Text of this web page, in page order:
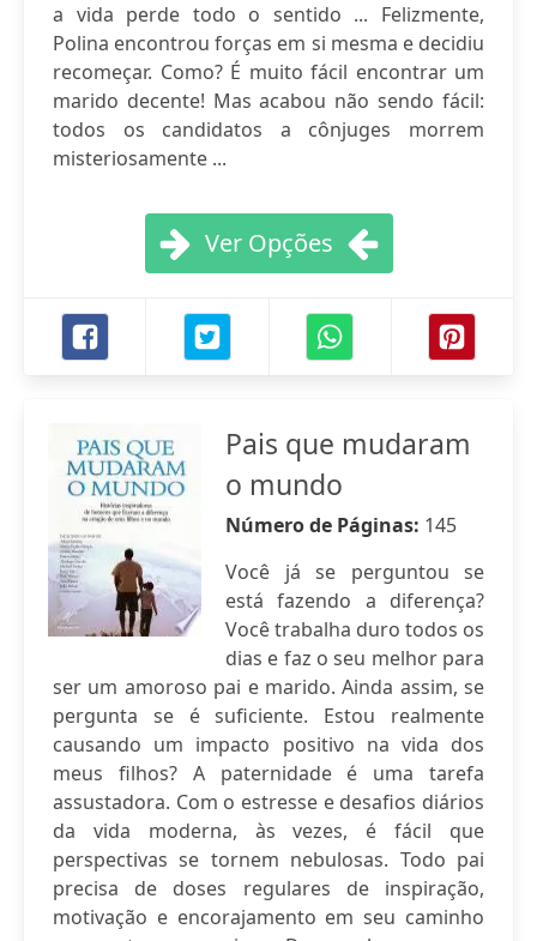
a vida perde todo o sentido ... Felizmente,
Polina encontrou forças em si mesma e decidiu
recomeçar. Como? É muito fácil encontrar um
marido decente! Mas acabou não sendo fácil:
todos os candidatos a cônjuges morrem
misteriosamente ...
Ver Opções
Pais que mudaram
o mundo
Número de Páginas: 145
Você já se perguntou se
está fazendo a diferença?
Você trabalha duro todos os
dias e faz o seu melhor para
ser um amoroso pai e marido. Ainda assim, se
pergunta se é suficiente. Estou realmente
causando um impacto positivo na vida dos
meus filhos? A paternidade é uma tarefa
assustadora. Com o estresse e desafios diários
da vida moderna, às vezes, é fácil que
perspectivas se tornem nebulosas. Todo pai
precisa de doses regulares de inspiração,
motivação e encorajamento em seu caminho